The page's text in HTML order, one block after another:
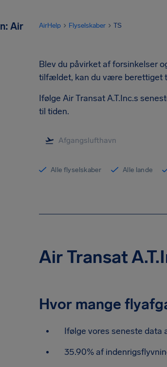
Air
AirHelp Flyselskaber TS
Blev du påvirket af forsinkelser
tilfældet, kan du være berettiget
Ifølge Air Transat A.T.Inc.s
til tiden.
Alle flyselskaber Alle lande
Air Transat
Hvor mange
Ifølge vores seneste data
35.90% af